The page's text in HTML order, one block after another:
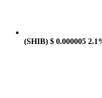
(SHIB) $ 0.000005